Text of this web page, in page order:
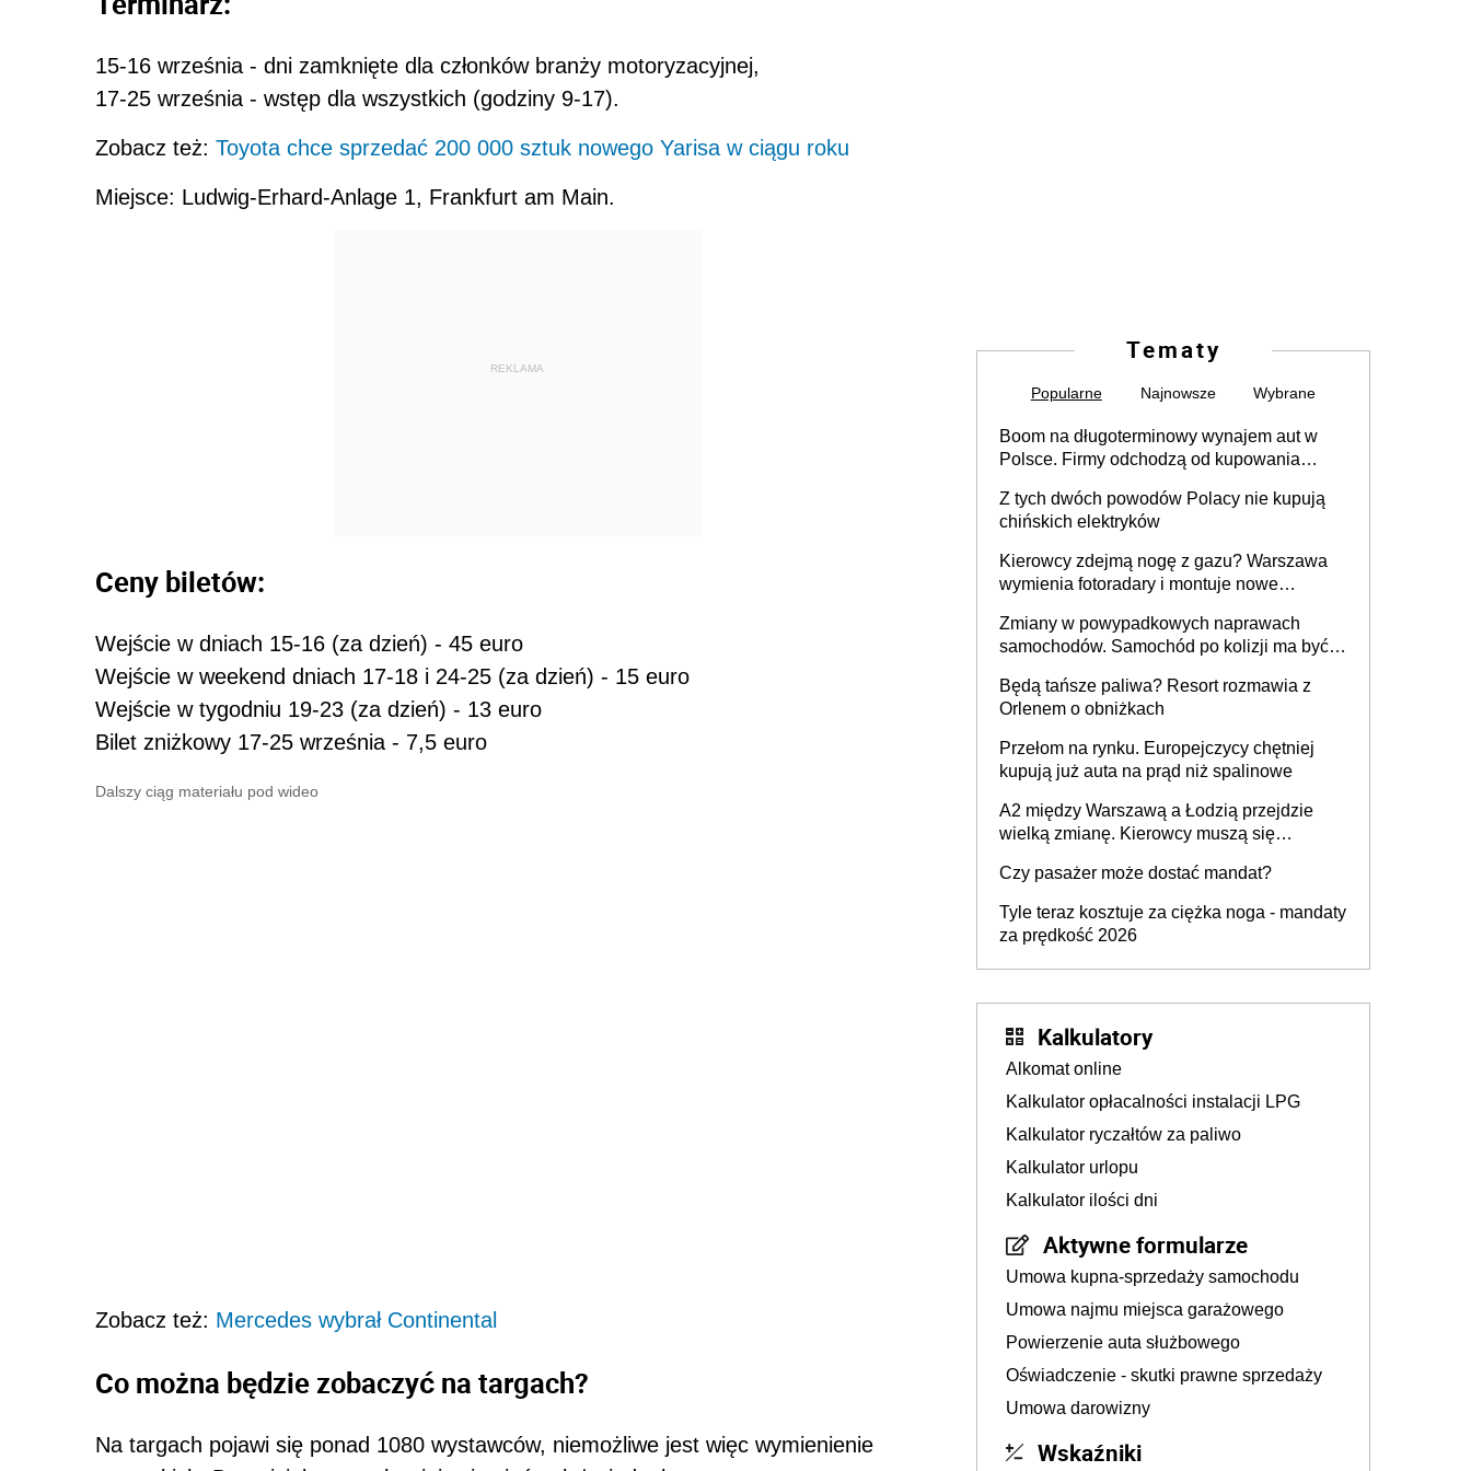
15-16 września - dni zamknięte dla członków branży motoryzacyjnej,
17-25 września - wstęp dla wszystkich (godziny 9-17).
Zobacz też: Toyota chce sprzedać 200 000 sztuk nowego Yarisa w ciągu roku
Miejsce: Ludwig-Erhard-Anlage 1, Frankfurt am Main.
REKLAMA
Ceny biletów:
Wejście w dniach 15-16 (za dzień) - 45 euro
Wejście w weekend dniach 17-18 i 24-25 (za dzień) - 15 euro
Wejście w tygodniu 19-23 (za dzień) - 13 euro
Bilet zniżkowy 17-25 września - 7,5 euro
Dalszy ciąg materiału pod wideo
Zobacz też: Mercedes wybrał Continental
Co można będzie zobaczyć na targach?
Na targach pojawi się ponad 1080 wystawców, niemożliwe jest więc wymienienie
Tematy
Popularne Najnowsze Wybrane
Boom na długoterminowy wynajem aut w
Polsce. Firmy odchodzą od kupowania
Z tych dwóch powodów Polacy nie kupują
chińskich elektryków
Kierowcy zdejmą nogę z gazu? Warszawa
wymienia fotoradary i montuje nowe
Zmiany w powypadkowych naprawach
samochodów. Samochód po kolizji ma być
technologią producenta
Będą tańsze paliwa? Resort rozmawia z
Orlenem o obniżkach
Przełom na rynku. Europejczycy chętniej
kupują już auta na prąd niż spalinowe
A2 między Warszawą a Łodzią przejdzie
wielką zmianę. Kierowcy muszą się
Czy pasażer może dostać mandat?
Tyle teraz kosztuje za ciężka noga - mandaty
za prędkość 2026
Kalkulatory
Alkomat online
Kalkulator opłacalności instalacji LPG
Kalkulator ryczałtów za paliwo
Kalkulator urlopu
Kalkulator ilości dni
Aktywne formularze
Umowa kupna-sprzedaży samochodu
Umowa najmu miejsca garażowego
Powierzenie auta służbowego
Oświadczenie - skutki prawne sprzedaży
Umowa darowizny
Wskaźniki